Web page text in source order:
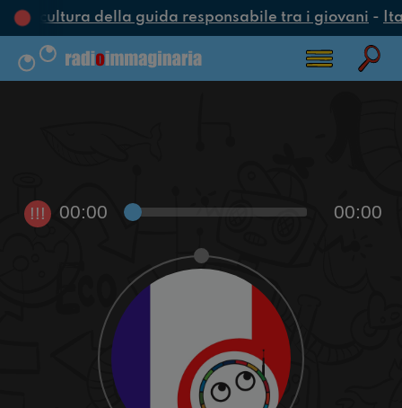
cultura della guida responsabile tra i giovani-
!!! 00:00 00:00